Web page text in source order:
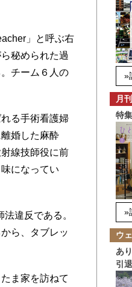
」と呼ぶ右
秘められた過
チーム６人の
る手術看護婦
婚した麻酔
線技師役に前
になってい
違反である。
ら、タブレッ
ま家を訪ねて
»
月
特
»
ウ
あ
引